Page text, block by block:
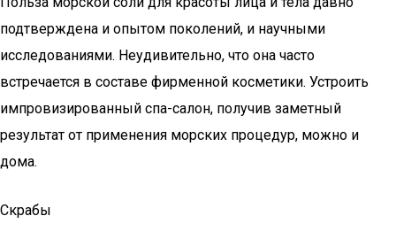
подтверждена и опытом поколений, и научными
исследованиями. Неудивительно, что она часто
встречается в составе фирменной косметики. Устроить
импровизированный спа-салон, получив заметный
результат от применения морских процедур, можно и
дома.
Скрабы